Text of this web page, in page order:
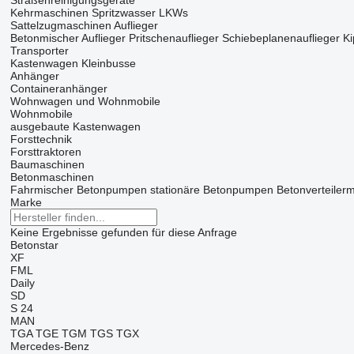
Kehrmaschinen Spritzwasser LKWs
Sattelzugmaschinen Auflieger
Betonmischer Auflieger Pritschenauflieger Schiebeplanenauflieger
Transporter
Kastenwagen Kleinbusse
Anhänger
Containeranhänger
Wohnwagen und Wohnmobile
Wohnmobile
ausgebaute Kastenwagen
Forsttechnik
Forsttraktoren
Baumaschinen
Betonmaschinen
Fahrmischer Betonpumpen stationäre Betonpumpen
Marke
Keine Ergebnisse gefunden für diese Anfrage
Betonstar
XF
FML
Daily
SD
S 24
MAN
TGA TGE TGM TGS TGX
Mercedes-Benz